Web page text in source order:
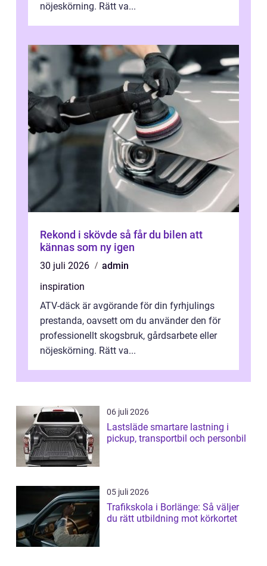
nöjeskörning. Rätt va...
Rekond i skövde så får du bilen att
kännas som ny igen
30 juli 2026
admin
inspiration
ATV-däck är avgörande för din fyrhjulings
prestanda, oavsett om du använder den för
professionellt skogsbruk, gårdsarbete eller
nöjeskörning. Rätt va...
06 juli 2026
Lastsläde smartare lastning i
pickup, transportbil och personbil
05 juli 2026
Trafikskola i Borlänge: Så väljer
du rätt utbildning mot körkortet